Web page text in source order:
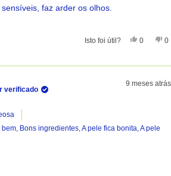
faz arder os olhos.
Isto foi útil? Sim,
0 0
verificado
9 meses atrás
Bons ingredientes, A pele fica bonita, A pele